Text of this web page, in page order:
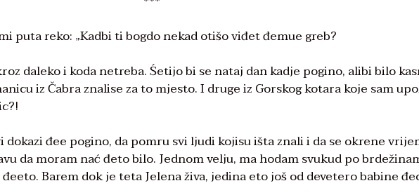
puta reko: „Kadbi ti bogdo nekad otišo viđet đemue greb?
daleko i koda netreba. Śetijo bi se nataj dan kadje pogino, alibi bilo
iz Čabra znalise za to mjesto. I druge iz Gorskog kotara koje sam
dokazi đee pogino, da pomru svi ljudi kojisu išta znali i da se okrene
da moram nać đeto bilo. Jednom velju, ma hodam svukud po
Barem dok je teta Jelena živa, jedina eto još od devetero babine